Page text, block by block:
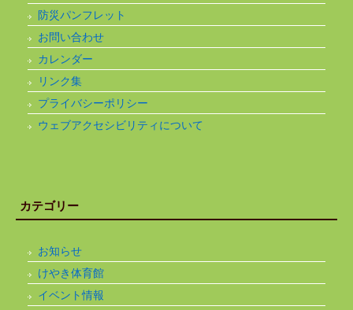
防災パンフレット
お問い合わせ
カレンダー
リンク集
プライバシーポリシー
ウェブアクセシビリティについて
カテゴリー
お知らせ
けやき体育館
イベント情報